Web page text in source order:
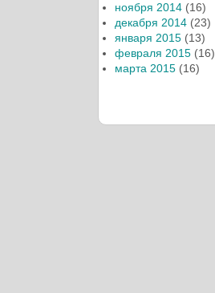
ноября 2014 (16)
декабря 2014 (23)
января 2015 (13)
февраля 2015 (16)
марта 2015 (16)